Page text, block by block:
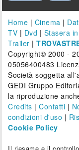
Home | Cinema |
TV | Dvd | Stasera
Trailer |
Copyright© 2000 -
05056400483
Società soggetta
GEDI Gruppo
la riproduzione
Credits |Contatti |
condizioni d'uso |
Cookie Policy